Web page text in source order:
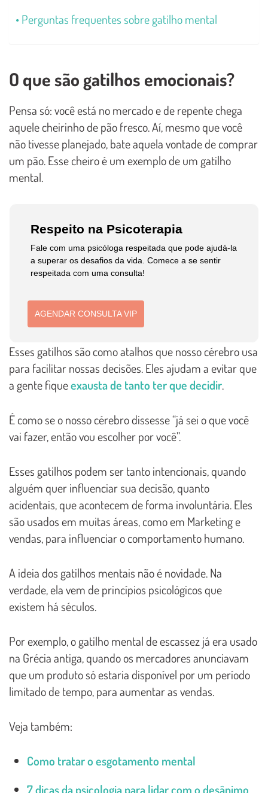
Perguntas frequentes sobre gatilho mental
O que são gatilhos emocionais?
Pensa só: você está no mercado e de repente chega
aquele cheirinho de pão fresco. Aí, mesmo que você
não tivesse planejado, bate aquela vontade de comprar
um pão. Esse cheiro é um exemplo de um gatilho
mental.
Respeito na Psicoterapia
Fale com uma psicóloga respeitada que pode ajudá-la
a superar os desafios da vida. Comece a se sentir
respeitada com uma consulta!
AGENDAR CONSULTA VIP
Esses gatilhos são como atalhos que nosso cérebro usa
para facilitar nossas decisões. Eles ajudam a evitar que
a gente fiqueexausta de tanto ter que decidir.
É como se o nosso cérebro dissesse “já sei o que você
vai fazer, então vou escolher por você”.
Esses gatilhos podem ser tanto intencionais, quando
alguém quer influenciar sua decisão, quanto
acidentais, que acontecem de forma involuntária. Eles
são usados em muitas áreas, como em Marketing e
vendas, para influenciar o comportamento humano.
A ideia dos gatilhos mentais não é novidade. Na
verdade, ela vem de princípios psicológicos que
existem há séculos.
Por exemplo, o gatilho mental de escassez já era usado
na Grécia antiga, quando os mercadores anunciavam
que um produto só estaria disponível por um período
limitado de tempo, para aumentar as vendas.
Veja também:
Como tratar o esgotamento mental
7 dicas da psicologia para lidar com o desânimo